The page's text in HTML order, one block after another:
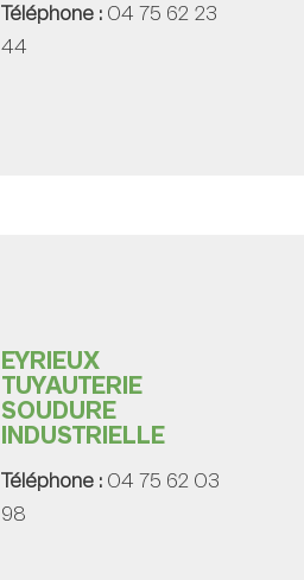
Téléphone : 04 75 62 23
44
EYRIEUX
TUYAUTERIE
SOUDURE
INDUSTRIELLE
Téléphone : 04 75 62 03
98